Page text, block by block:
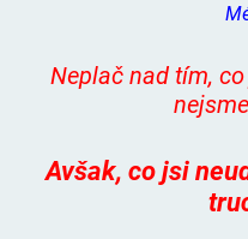
Neplač nad tím,
Avšak, co jsi